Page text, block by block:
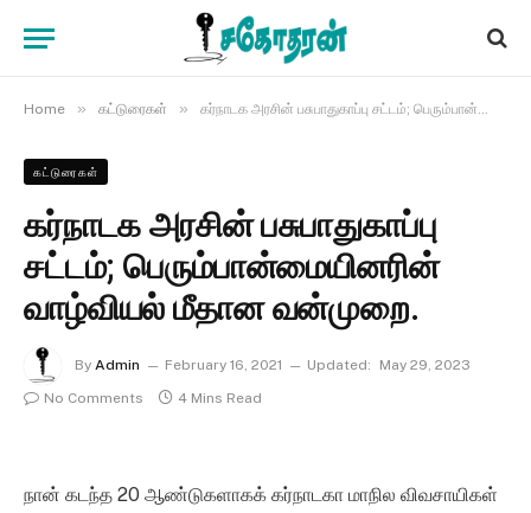
Home » கட்டுரைகள் » கர்நாடக அரசின் பசுபாதுகாப்பு சட்டம்; பெரும்பான்மையினரின் வாழ்வியல் மீதான வன்முறை.
கட்டுரைகள்
கர்நாடக அரசின் பசுபாதுகாப்பு
சட்டம்; பெரும்பான்மையினரின்
வாழ்வியல் மீதான வன்முறை.
By Admin February 16, 2021 Updated:
May 29, 2023
No Comments
4 Mins Read
நான் கடந்த 20 ஆண்டுகளாகக் கர்நாடகா மாநில விவசாயிகள்